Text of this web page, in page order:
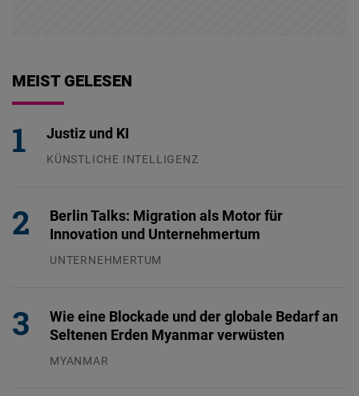
MEIST GELESEN
Justiz und KI
KÜNSTLICHE INTELLIGENZ
Berlin Talks: Migration als Motor für
Innovation und Unternehmertum
UNTERNEHMERTUM
Wie eine Blockade und der globale Bedarf an
Seltenen Erden Myanmar verwüsten
MYANMAR